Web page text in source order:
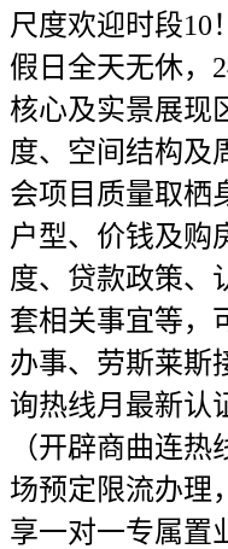
尺度欢迎时段10
假日全天无休，
核心及实景展现
度、空间结构及
会项目质量取栖
户型、价钱及购
度、贷款政策、
套相关事宜等，
办事、劳斯莱斯
询热线月最新认
（开辟商曲连
场预定限流办理
享一对一专属置